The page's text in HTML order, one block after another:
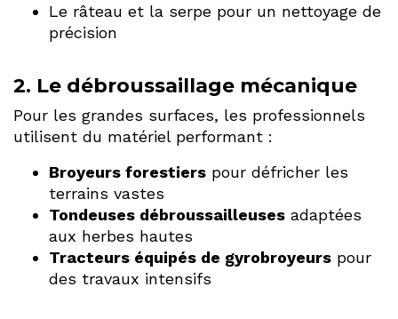
Le râteau et la serpe pour un nettoyage de
précision
2. Le débroussaillage mécanique
Pour les grandes surfaces, les professionnels
utilisent du matériel performant :
Broyeurs forestiers pour défricher les
terrains vastes
Tondeuses débroussailleuses adaptées
aux herbes hautes
Tracteurs équipés de gyrobroyeurs pour
des travaux intensifs